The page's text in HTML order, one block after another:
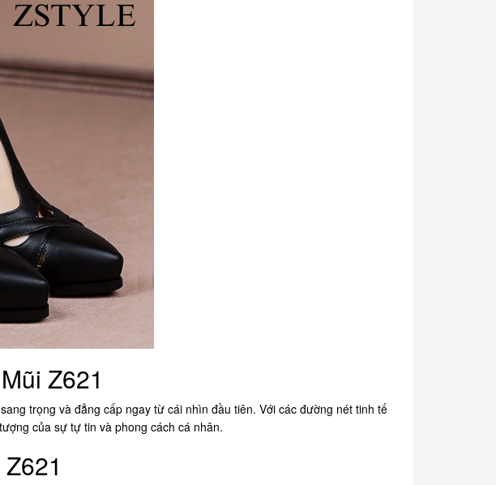
Z621
trọng và đẳng cấp ngay từ cái nhìn đầu tiên. Với các đường nét tinh tế
của sự tự tin và phong cách cá nhân.